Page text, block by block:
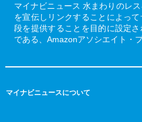
マイナビニュース 水まわりのレ
を宣伝しリンクすることによっ
段を提供することを目的に設定
である、Amazonアソシエイト・
マイナビニュースについて